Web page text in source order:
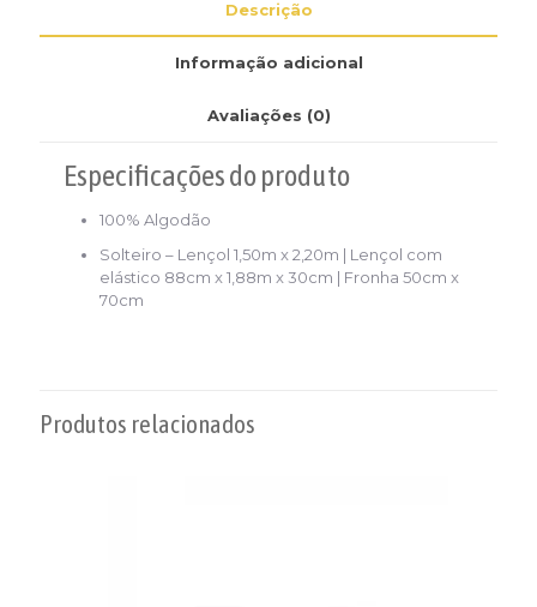
Descrição
Informação adicional
Avaliações (0)
Especificaçõesdo produto
100% Algodão
Solteiro – Lençol 1,50m x 2,20m | Lençol com
elástico 88cm x 1,88m x 30cm | Fronha 50cm x
70cm
Produtos relacionados